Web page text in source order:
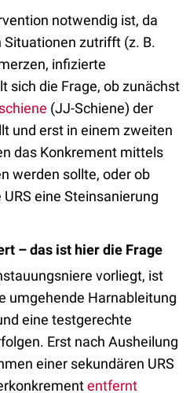
notwendig ist, da
zutrifft (z. B.
infizierte
sich die Frage, ob zunächst
(JJ-Schiene) der
und erst in einem zweiten
das Konkrement mittels
werden sollte, oder ob
eine Steinsanierung
– das ist hier die Frage
vorliegt, ist
umgehende Harnableitung
eine testgerechte
Erst nach Ausheilung
einer sekundären URS
entfernt